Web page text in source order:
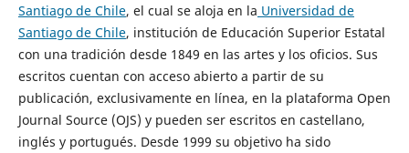
Santiago de Chile, el cual se aloja en la Universidad de
Santiago de Chile, institución de Educación Superior Estatal
con una tradición desde 1849 en las artes y los oficios. Sus
escritos cuentan con acceso abierto a partir de su
publicación, exclusivamente en línea, en la plataforma Open
Journal Source (OJS) y pueden ser escritos en castellano,
inglés y portugués. Desde 1999 su objetivo ha sido